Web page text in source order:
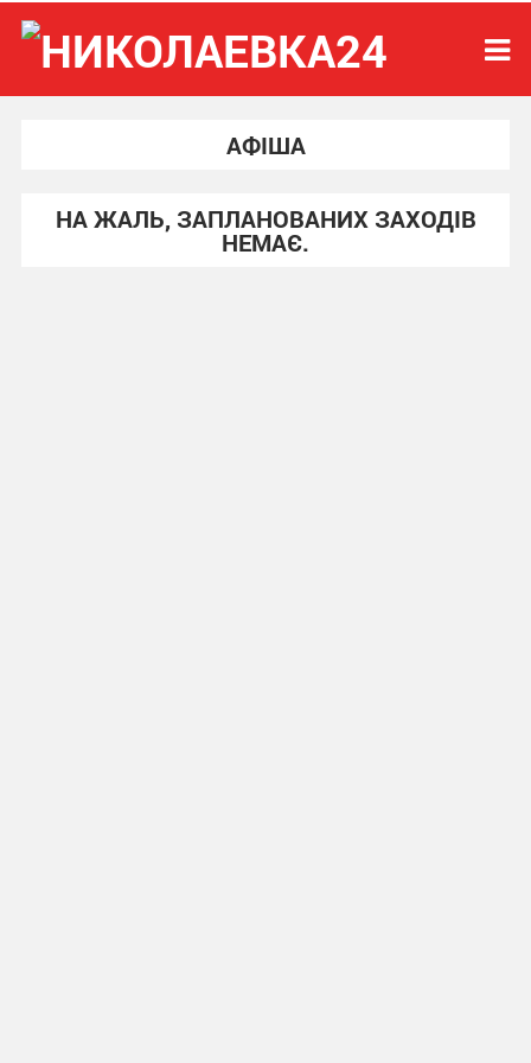
АФІША
НА ЖАЛЬ, ЗАПЛАНОВАНИХ ЗАХОДІВ
НЕМАЄ.